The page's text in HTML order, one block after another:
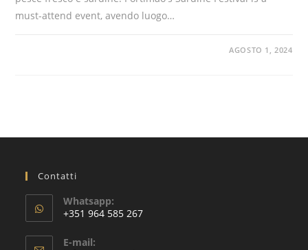
must-attend event, avendo luogo…
AGOSTO 1, 2024
Contatti
Whatsapp:
+351 964 585 267
apre
E-mail: